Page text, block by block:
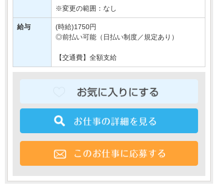
※変更の範囲：なし
給与
(時給)1750円
◎前払い可能（日払い制度／規定あり）
【交通費】全額支給